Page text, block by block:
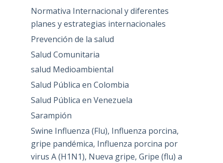
Normativa Internacional y diferentes
planes y estrategias internacionales
Prevención de la salud
Salud Comunitaria
salud Medioambiental
Salud Pública en Colombia
Salud Pública en Venezuela
Sarampión
Swine Influenza (Flu), Influenza porcina,
gripe pandémica, Influenza porcina por
virus A (H1N1), Nueva gripe, Gripe (flu) a